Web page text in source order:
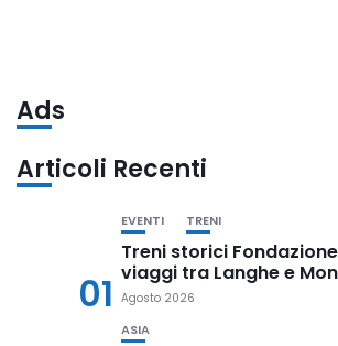
Ads
Articoli Recenti
01
EVENTI TRENI
Treni storici
viaggi tra Langhe e
Agosto 2026
ASIA